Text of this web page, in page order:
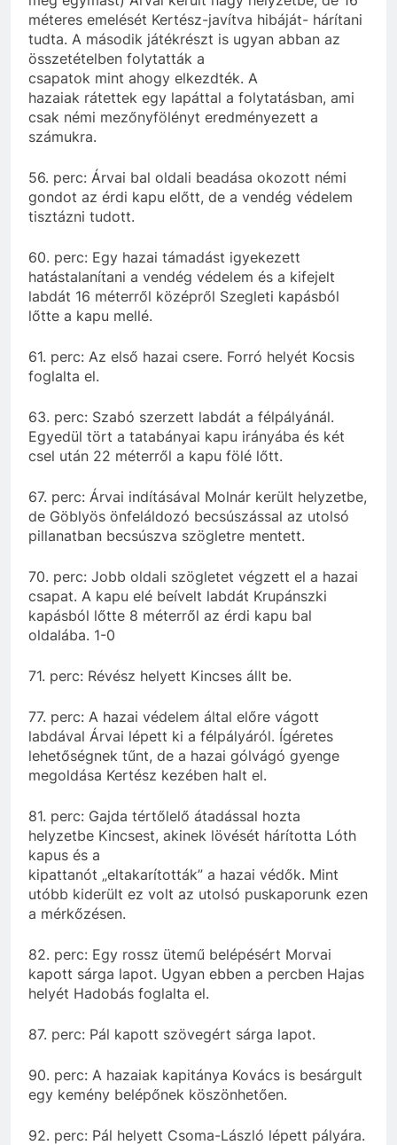
méteres emelését Kertész-javítva hibáját- hárítani
tudta. A második játékrészt is ugyan abban az
összetételben folytatták a
csapatok mint ahogy elkezdték. A
hazaiak rátettek egy lapáttal a folytatásban, ami
csak némi mezőnyfölényt eredményezett a
számukra.
56. perc: Árvai bal oldali beadása okozott némi
gondot az érdi kapu előtt, de a vendég védelem
tisztázni tudott.
60. perc: Egy hazai támadást igyekezett
hatástalanítani a vendég védelem és a kifejelt
labdát 16 méterről középről Szegleti kapásból
lőtte a kapu mellé.
61. perc: Az első hazai csere. Forró helyét Kocsis
foglalta el.
63. perc: Szabó szerzett labdát a félpályánál.
Egyedül tört a tatabányai kapu irányába és két
csel után 22 méterről a kapu fölé lőtt.
67. perc: Árvai indításával Molnár került helyzetbe,
de Göblyös önfeláldozó becsúszással az utolsó
pillanatban becsúszva szögletre mentett.
70. perc: Jobb oldali szögletet végzett el a hazai
csapat. A kapu elé beívelt labdát Krupánszki
kapásból lőtte 8 méterről az érdi kapu bal
oldalába. 1-0
71. perc: Révész helyett Kincses állt be.
77. perc: A hazai védelem által előre vágott
labdával Árvai lépett ki a félpályáról. Ígéretes
lehetőségnek tűnt, de a hazai gólvágó gyenge
megoldása Kertész kezében halt el.
81. perc: Gajda tértőlelő átadással hozta
helyzetbe Kincsest, akinek lövését hárította Lóth
kapus és a
kipattanót „eltakarították” a hazai védők. Mint
utóbb kiderült ez volt az utolsó puskaporunk ezen
a mérkőzésen.
82. perc: Egy rossz ütemű belépésért Morvai
kapott sárga lapot. Ugyan ebben a percben Hajas
helyét Hadobás foglalta el.
87. perc: Pál kapott szövegért sárga lapot.
90. perc: A hazaiak kapitánya Kovács is besárgult
egy kemény belépőnek köszönhetően.
92. perc: Pál helyett Csoma-László lépett pályára.